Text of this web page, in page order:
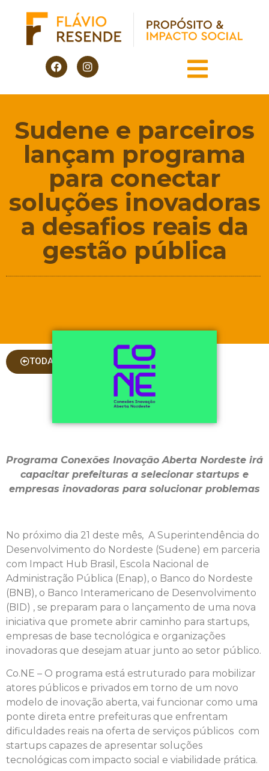
Sudene e parceiros
lançam programa
para conectar
soluções inovadoras
a desafios reais da
gestão pública
TODAS AS COLUNAS
Programa Conexões Inovação Aberta Nordeste irá
capacitar prefeituras a selecionar startups e
empresas inovadoras para solucionar problemas
No próximo dia 21 deste mês, A Superintendência do
Desenvolvimento do Nordeste (Sudene) em parceria
com Impact Hub Brasil, Escola Nacional de
Administração Pública (Enap), o Banco do Nordeste
(BNB), o Banco Interamericano de Desenvolvimento
(BID) , se preparam para o lançamento de uma nova
iniciativa que promete abrir caminho para startups,
empresas de base tecnológica e organizações
inovadoras que desejam atuar junto ao setor público.
Co.NE – O programa está estruturado para mobilizar
atores públicos e privados em torno de um novo
modelo de inovação aberta, vai funcionar como uma
ponte direta entre prefeituras que enfrentam
dificuldades reais na oferta de serviços públicos com
startups capazes de apresentar soluções
tecnológicas com impacto social e viabilidade prática.